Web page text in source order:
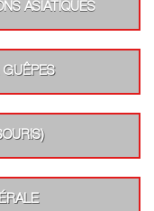
ASIATIQUES